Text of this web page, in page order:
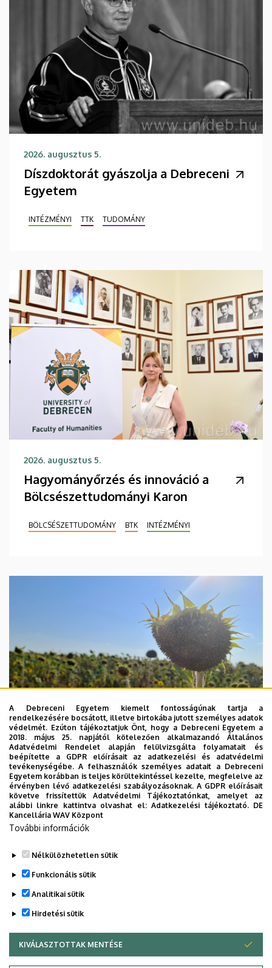
2026. augusztus 5.
Díszdoktorát gyászolja a Debreceni
Egyetem
INTÉZMÉNYI TTK TUDOMÁNY
2026. augusztus 5.
Hagyományőrzés és innováció a
Bölcsészettudományi Karon
BÖLCSÉSZETTUDOMÁNY BTK INTÉZMÉNYI
2026. augusztus 4.
A hőség árnyékában az agrárium
AGRÁRTUDOMÁNY
A Debreceni Egyetem kiemelt fontosságúnak tartja a
rendelkezésére bocsátott, illetve birtokába jutott személyes adatok
védelmét. Ezúton tájékoztatjuk Önt, hogy a Debreceni Egyetem a
2018. május 25. napjától kötelezően alkalmazandó Általános
Adatvédelmi Rendelet alapján felülvizsgálta folyamatait és
beépítette a GDPR előírásait az adatkezelési és adatvédelmi
tevékenységébe. A felhasználók személyes adatait a Debreceni
Egyetem korábban is teljes körültekintéssel kezelte, megfelelve az
érvényben lévő adatkezelési szabályozásoknak. A GDPR előírásait
követve frissítettük Adatvédelmi Tájékoztatónkat, amelyet az
alábbi linkre kattintva olvashat el:Adatkezelési tájékoztató. DE
Kancellária WAV Központ
További információk
Nélkülözhetetlen sütik
Funkcionális sütik
Analitikai sütik
Hirdetési sütik
KIVÁLASZTOTTAK MENTÉSE
WITHDRAW CONSENT